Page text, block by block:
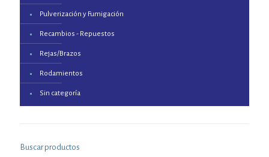
Pulverización y Fumigación
Recambios - Repuestos
Rejas/Brazos
Rodamientos
Sin categoría
Buscar productos